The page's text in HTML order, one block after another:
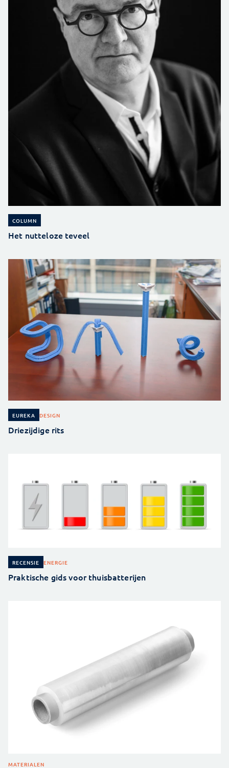
COLUMN
Het nutteloze teveel
EUREKA DESIGN
Driezijdige rits
RECENSIE ENERGIE
Praktische gids voor thuisbatterijen
MATERIALEN